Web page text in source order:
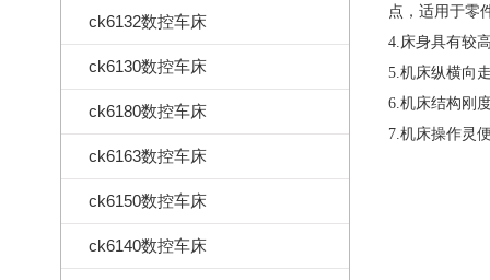
ck6132数控车床
ck6130数控车床
ck6180数控车床
ck6163数控车床
ck6150数控车床
ck6140数控车床
点，适用于零
4.床身具有较
5.机床纵横向
6.机床结构刚
7.机床操作灵